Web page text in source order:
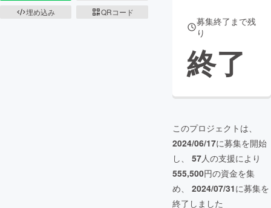
埋め込み
QRコード
募集終了まで残
り
終了
このプロジェクトは、
2024/06/17に募集を開始
し、 57人の支援により
555,500円の資金を集
め、 2024/07/31に募集を
終了しました